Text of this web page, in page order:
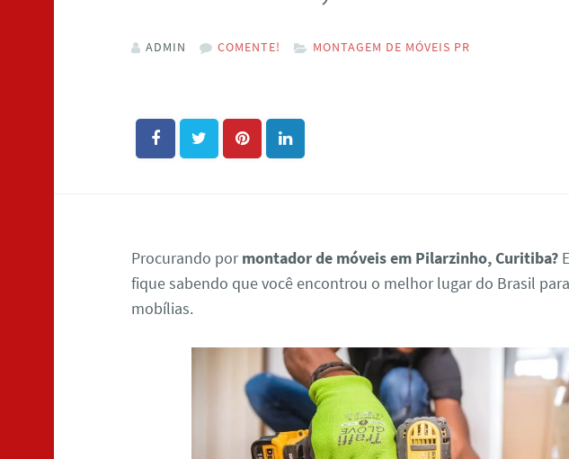
ADMIN COMENTE! MONTAGEM DE MÓVEIS PR
Procurando pormontador de móveis em Pilarzinho, Curitiba?
fique sabendo que você encontrou o melhor lugar do Brasil
mobílias.